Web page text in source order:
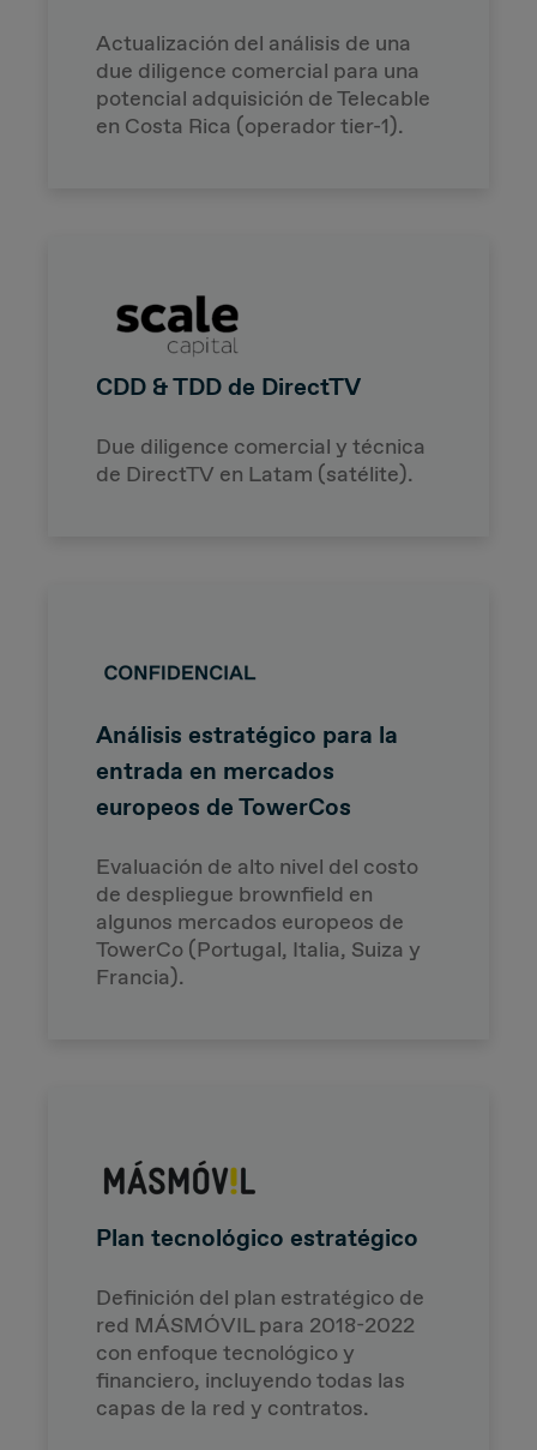
Actualización del análisis de una
due diligence comercial para una
potencial adquisición de Telecable
en Costa Rica (operador tier-1).
CDD & TDD de DirectTV
Due diligence comercial y técnica
de DirectTV en Latam (satélite).
Análisis estratégico para la
entrada en mercados
europeos de TowerCos
Evaluación de alto nivel del costo
de despliegue brownfield en
algunos mercados europeos de
TowerCo (Portugal, Italia, Suiza y
Francia).
Plan tecnológico estratégico
Definición del plan estratégico de
red MÁSMÓVIL para 2018-2022
con enfoque tecnológico y
financiero, incluyendo todas las
capas de la red y contratos.